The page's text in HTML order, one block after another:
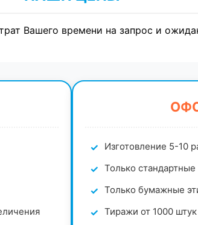
Вашего времени на запрос и
Изготовление 5-10
Только
Только бумажные
Тиражи от 1000